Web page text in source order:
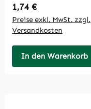
Regulärer Preis:
1,74 €
Preise exkl. MwSt. zzgl.
Versandkosten
In den Warenkorb